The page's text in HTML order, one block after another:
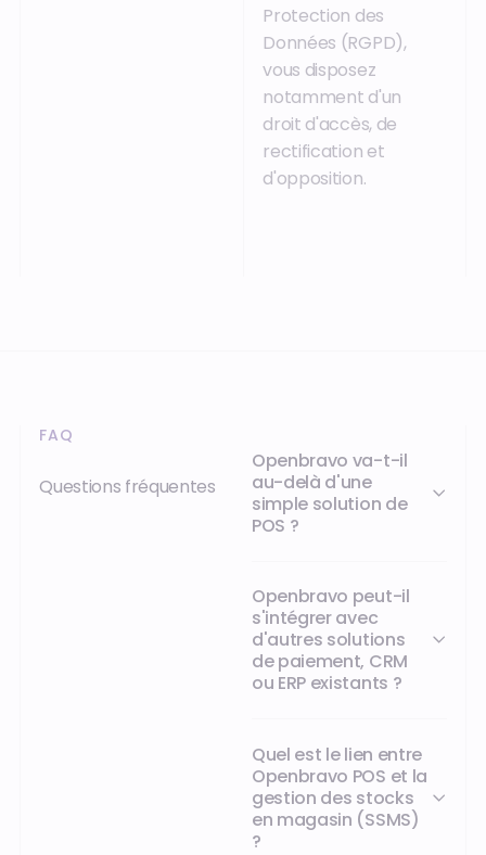
Protection des
Données (RGPD),
vous disposez
notamment d'un
droit d'accès, de
rectification et
d'opposition.
FAQ
Questions fréquentes
Openbravo va-t-il
au-delà d'une
simple solution de
POS ?
Openbravo peut-il
s'intégrer avec
d'autres solutions
de paiement, CRM
ou ERP existants ?
Quel est le lien entre
Openbravo POS et la
gestion des stocks
en magasin (SSMS)
?